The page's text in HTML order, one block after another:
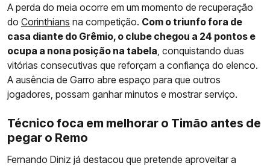
A perda do meia ocorre em um momento de recuperação
do Corinthians na competição. Com o triunfo fora de
casa diante do Grêmio, o clube chegou a 24 pontos e
ocupa a nona posição na tabela , conquistando duas
vitórias consecutivas que reforçam a confiança do elenco.
A ausência de Garro abre espaço para que outros
jogadores, possam ganhar minutos e mostrar serviço.
Técnico foca em melhorar o Timão antes de
pegar o Remo
Fernando Diniz já destacou que pretende aproveitar a